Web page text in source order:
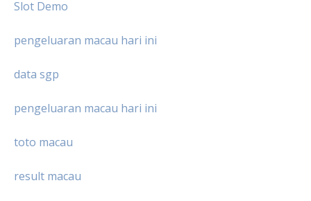
Slot Demo
pengeluaran macau hari ini
data sgp
pengeluaran macau hari ini
toto macau
result macau